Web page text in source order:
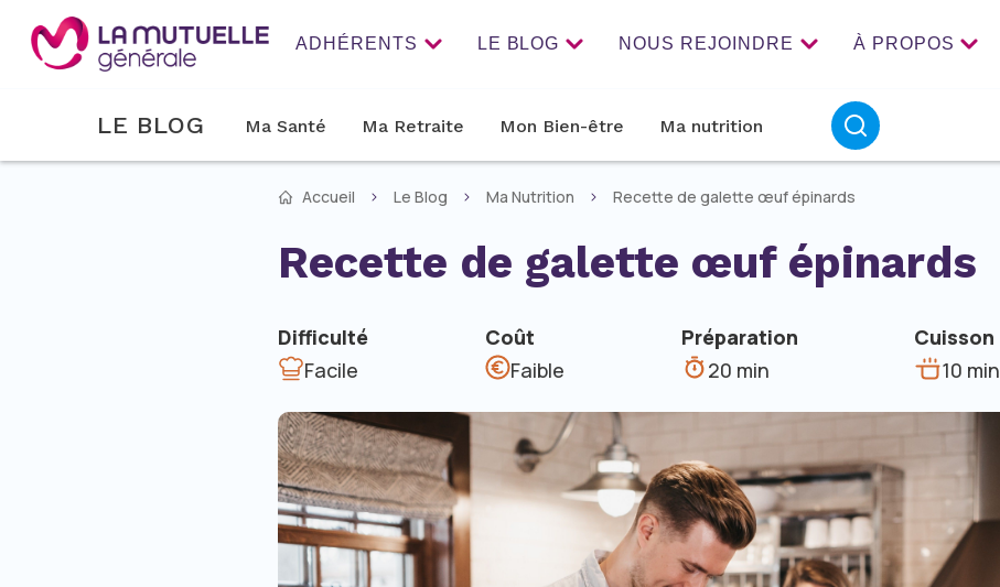
ADHÉRENTS LE BLOG NOUS REJOINDRE À PROPOS
LE BLOG Ma Santé Ma Retraite Mon Bien-être Ma nutrition
Accueil Le Blog Ma Nutrition Recette de galette œuf épinards
Recette de galette œuf épinards
Difficulté
Facile
Coût
Faible
Préparation
20 min
Cuisson
10 min